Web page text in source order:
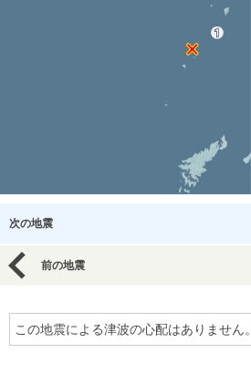
次の地震
前の地震
この地震による津波の心配はありません。